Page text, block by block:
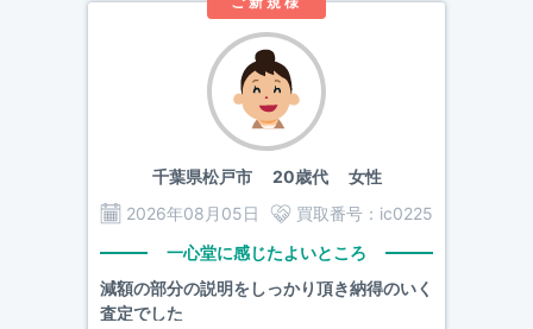
千葉県松戸市20歳代 女性
2026年08月05日
買取番号： ic0225
一心堂に感じたよいところ
減額の部分の説明をしっかり頂き納得のいく
査定でした